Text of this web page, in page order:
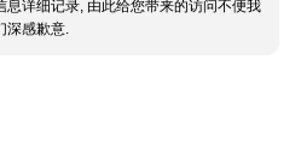
息详细记录, 由此给您带来的访问不便我
深感歉意.